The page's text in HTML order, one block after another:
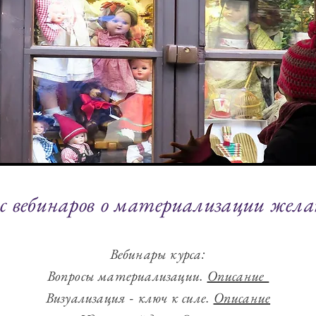
вебинаров о материализации
Вебинары курса:
Вопросы материализации. Описание
Визуализация - ключ к силе. Описание